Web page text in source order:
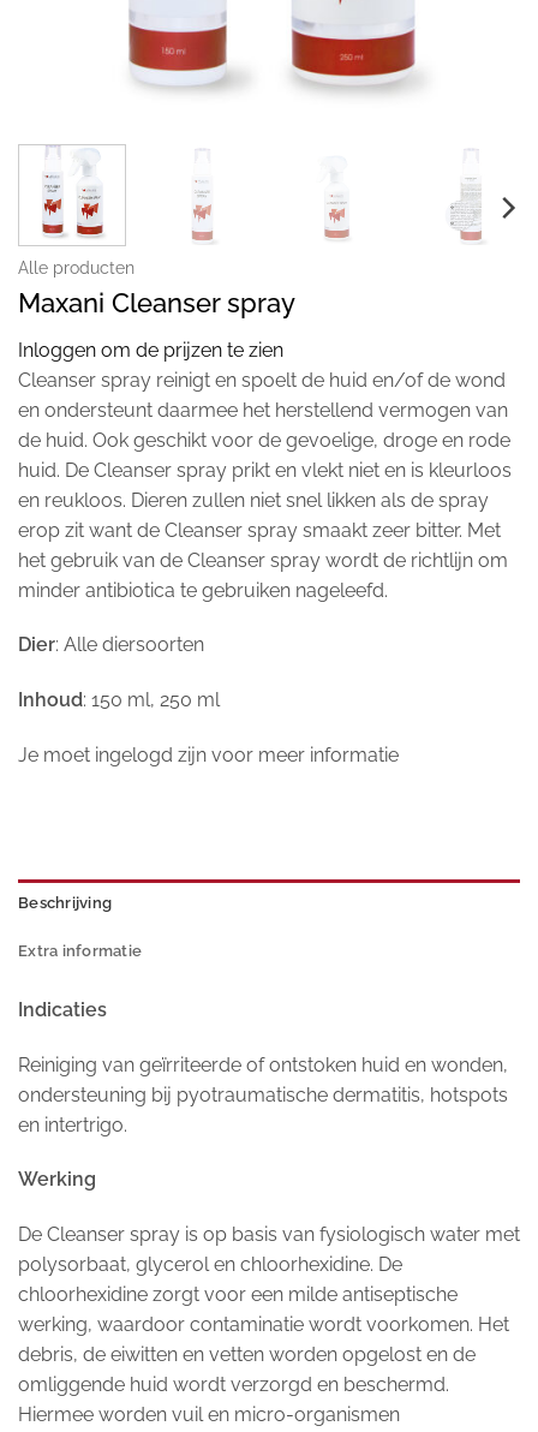
Alle producten
Maxani Cleanser spray
Inloggen om de prijzen te zien
Cleanser spray reinigt en spoelt de huid en/of de wond
en ondersteunt daarmee het herstellend vermogen van
de huid. Ook geschikt voor de gevoelige, droge en rode
huid. De Cleanser spray prikt en vlekt niet en is kleurloos
en reukloos. Dieren zullen niet snel likken als de spray
erop zit want de Cleanser spray smaakt zeer bitter. Met
het gebruik van de Cleanser spray wordt de richtlijn om
minder antibiotica te gebruiken nageleefd.
Dier: Alle diersoorten
Inhoud: 150 ml, 250 ml
Je moet ingelogd zijn voor meer informatie
Beschrijving
Extra informatie
Indicaties
Reiniging van geïrriteerde of ontstoken huid en wonden,
ondersteuning bij pyotraumatische dermatitis, hotspots
en intertrigo.
Werking
De Cleanser spray is op basis van fysiologisch water met
polysorbaat, glycerol en chloorhexidine. De
chloorhexidine zorgt voor een milde antiseptische
werking, waardoor contaminatie wordt voorkomen. Het
debris, de eiwitten en vetten worden opgelost en de
omliggende huid wordt verzorgd en beschermd.
Hiermee worden vuil en micro-organismen